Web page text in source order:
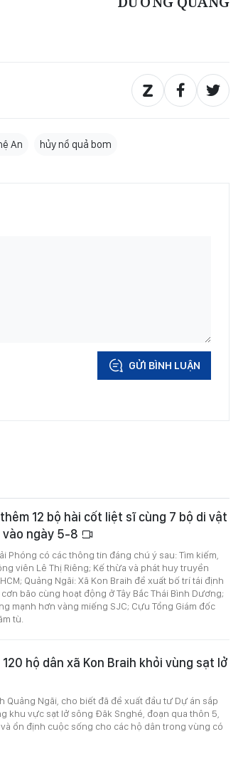
An hủy nổ quả bom
GỬI BÌNH LUẬN
12 bộ hài cốt liệt sĩ cùng 7 bộ di vật
vào ngày 5-8
Phóng có các thông tin đáng chú ý sau: Tìm kiếm,
viên Lê Thị Riêng; Kế thừa và phát huy truyền
Quảng Ngãi: Xã Kon Braih đề xuất bố trí tái định
bão cùng hoạt động ở Tây Bắc Thái Bình Dương;
mạnh hơn vàng miếng SJC; Cựu Tổng Giám đốc
tù.
hộ dân xã Kon Braih khỏi vùng sạt lở
Quảng Ngãi, cho biết đã đề xuất đầu tư Dự án sắp
khu vực sạt lở sông Đăk Snghé, đoạn qua thôn 5,
ổn định cuộc sống cho các hộ dân trong vùng có